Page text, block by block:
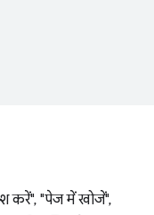
करें", "पेज में खोजें",